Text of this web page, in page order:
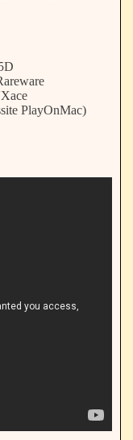
PlayOnMac)